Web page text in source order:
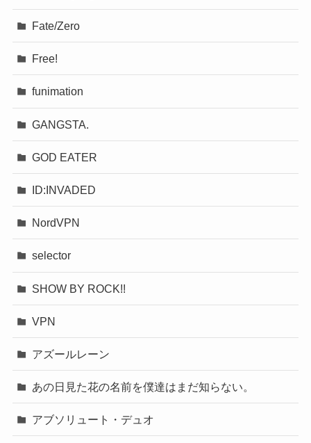
Fate/Zero
Free!
funimation
GANGSTA.
GOD EATER
ID:INVADED
NordVPN
selector
SHOW BY ROCK!!
VPN
アズールレーン
あの日見た花の名前を僕達はまだ知らない。
アブソリュート・デュオ